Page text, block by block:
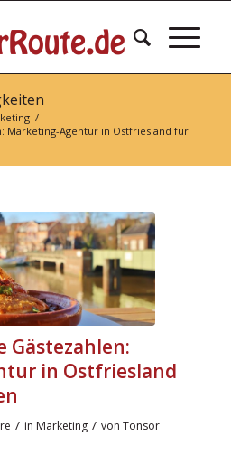
/
Marketing-Agentur in Ostfriesland für
Gästezahlen:
in Ostfriesland
/ in Marketing / von Tonsor